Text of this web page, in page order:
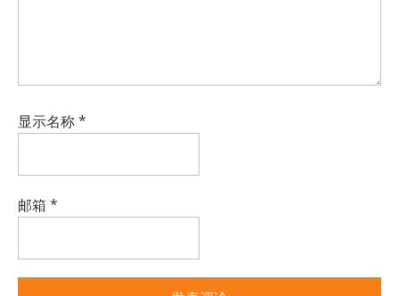
显示名称*
邮箱 *